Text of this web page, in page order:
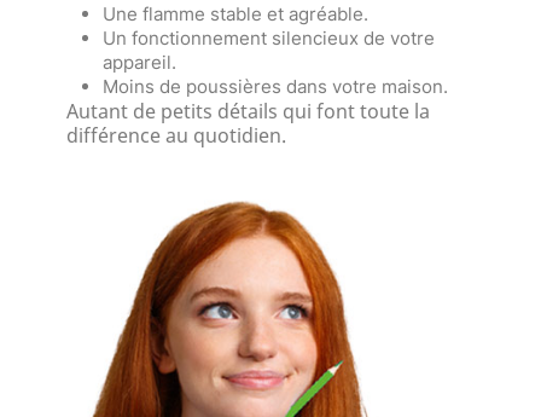
Une flamme stable et agréable.
Un fonctionnement silencieux de votre
appareil.
Moins de poussières dans votre maison.
Autant de petits détails qui font toute la
différence au quotidien.